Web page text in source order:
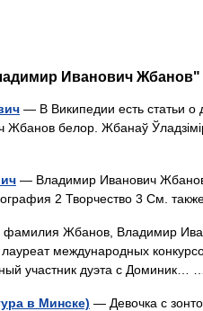
Иванович Жбанов"
— В Википедии есть статьи о
белор. Жбанаў
— Владимир Иванович
2 Творчество 3 См.
Жбанов, Владимир
международных
участник дуэта с Доминик…
в Минске) — Девочка с